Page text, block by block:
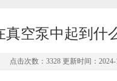
真空泵中起到什
点击次数：3328 更新时间：2024-